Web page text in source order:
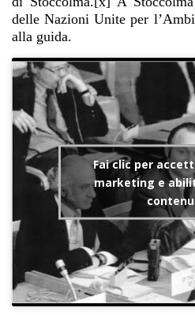
delle Nazioni Unite per
alla guida.
Fai clic per
marketing e